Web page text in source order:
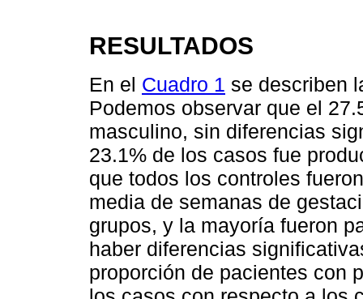
RESULTADOS
En el Cuadro 1 se describen
Podemos observar que el
masculino, sin diferencias
23.1% de los casos fue
que todos los controles
media de semanas de
grupos, y la mayoría fueron
haber diferencias
proporción de pacientes con